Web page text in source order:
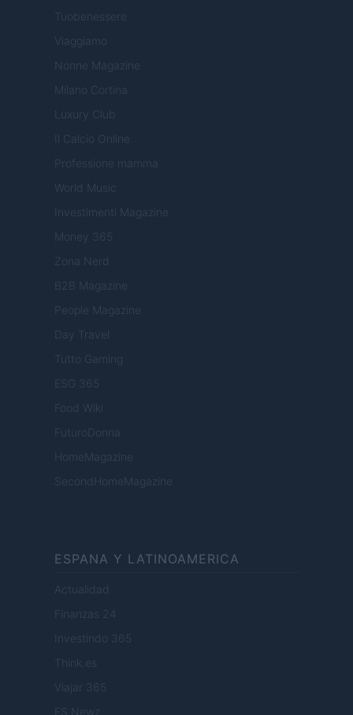
Tuobenessere
Viaggiamo
Nonne Magazine
Milano Cortina
Luxury Club
Il Calcio Online
Professione mamma
World Music
Investimenti Magazine
Money 365
Zona Nerd
B2B Magazine
People Magazine
Day Travel
Tutto Gaming
ESG 365
Food Wiki
FuturoDonna
HomeMagazine
SecondHomeMagazine
ESPANA Y LATINOAMERICA
Actualidad
Finanzas 24
Investindo 365
Think.es
Viajar 365
ES Newz